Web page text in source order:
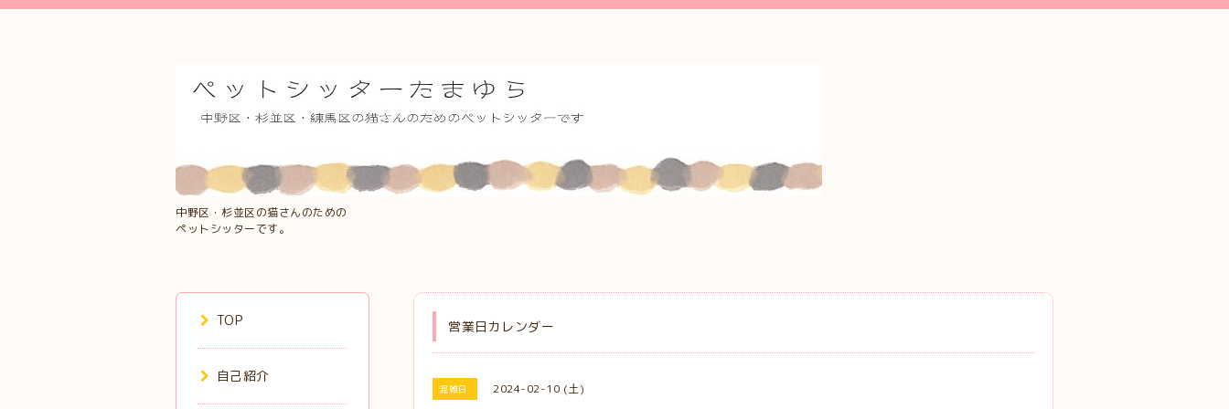
中野区・杉並区の猫さんのための
ペットシッターです。
営業日カレンダー
混雑日 2024-02-10 (土)
TOP
自己紹介